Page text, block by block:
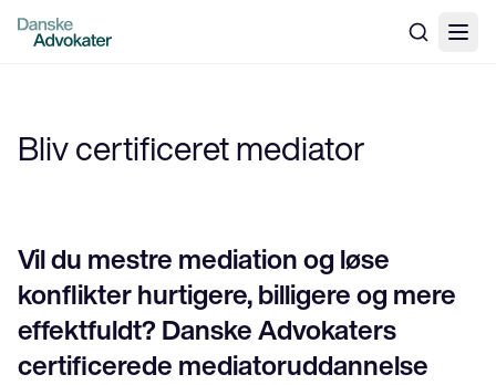
Bliv certificeret mediator
Vil du mestre mediation og løse
konflikter hurtigere, billigere og mere
effektfuldt? Danske Advokaters
certificerede mediatoruddannelse